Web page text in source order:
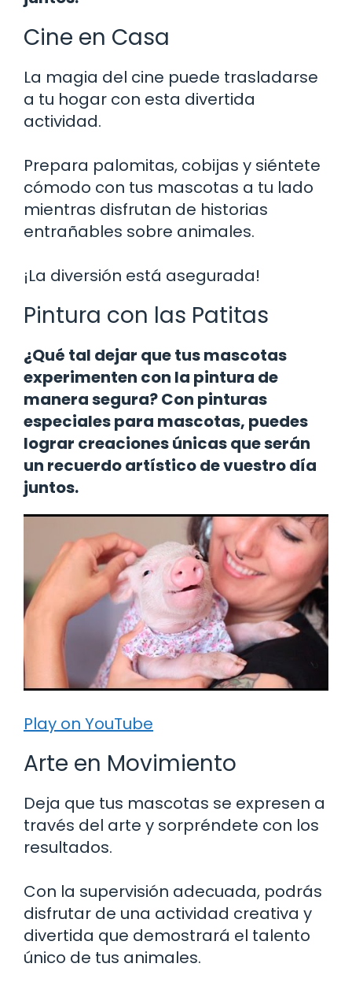
Cine en Casa
La magia del cine puede trasladarse
a tu hogar con esta divertida
actividad.
Prepara palomitas, cobijas y siéntete
cómodo con tus mascotas a tu lado
mientras disfrutan de historias
entrañables sobre animales.
¡La diversión está asegurada!
Pintura con las Patitas
¿Qué tal dejar que tus mascotas
experimenten con la pintura de
manera segura? Con pinturas
especiales para mascotas, puedes
lograr creaciones únicas que serán
un recuerdo artístico de vuestro día
juntos.
Play on YouTube
Arte en Movimiento
Deja que tus mascotas se expresen a
través del arte y sorpréndete con los
resultados.
Con la supervisión adecuada, podrás
disfrutar de una actividad creativa y
divertida que demostrará el talento
único de tus animales.